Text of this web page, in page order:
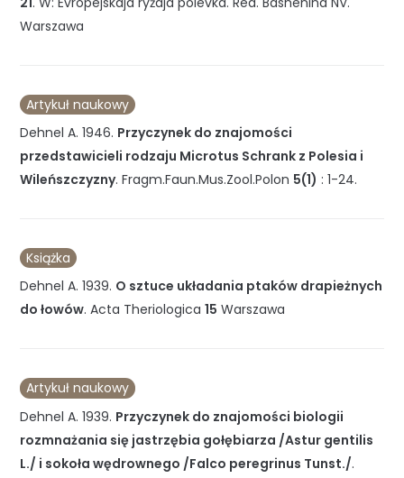
Warszawa
Artykuł naukowy
Dehnel A. 1946. Przyczynek do znajomości
przedstawicieli rodzaju Microtus Schrank z Polesia i
Wileńszczyzny.Fragm.Faun.Mus.Zool.Polon 5(1) :1-24.
Książka
Dehnel A. 1939. O sztuce układania ptaków drapieżnych
do łowów.Acta Theriologica 15 Warszawa
Artykuł naukowy
Dehnel A. 1939. Przyczynek do znajomości biologii
rozmnażania się jastrzębia gołębiarza /Astur gentilis
L./ i sokoła wędrownego /Falco peregrinus Tunst./.